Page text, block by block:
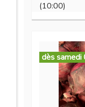
(10:00)
dès